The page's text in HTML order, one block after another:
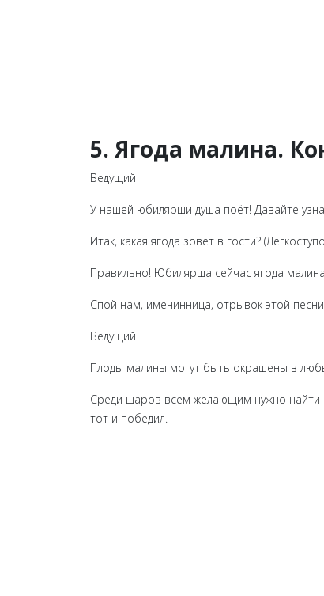
5. Ягода малина.
Ведущий
У нашей юбилярши душа поёт! Давайте
Итак, какая ягода зовет в гости?
Правильно! Юбилярша сейчас ягода
Спой нам, именинница, отрывок этой
Ведущий
Плоды малины могут быть окрашены в
Среди шаров всем желающим нужно найти
тот и победил.